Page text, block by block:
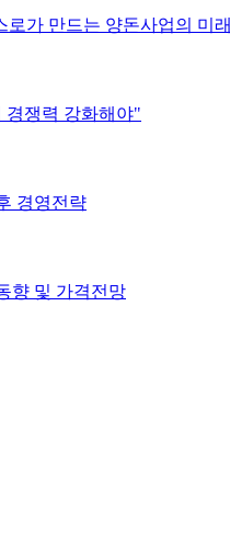
로가 만드는 양돈사업의 미래
경쟁력 강화해야"
경영전략
향 및 가격전망